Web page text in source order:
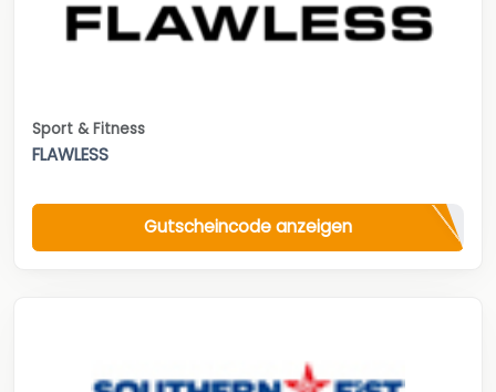
Sport & Fitness
FLAWLESS
Gutscheincode anzeigen